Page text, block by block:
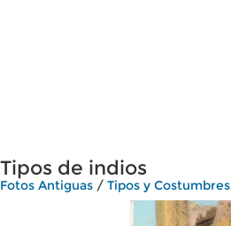
Tipos de indios
Fotos Antiguas / Tipos y Costumbres